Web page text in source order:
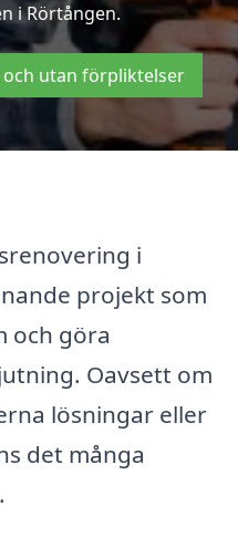
i Rörtången.
och utan förpliktelser
i
projekt som
och göra
Oavsett om
lösningar eller
det många